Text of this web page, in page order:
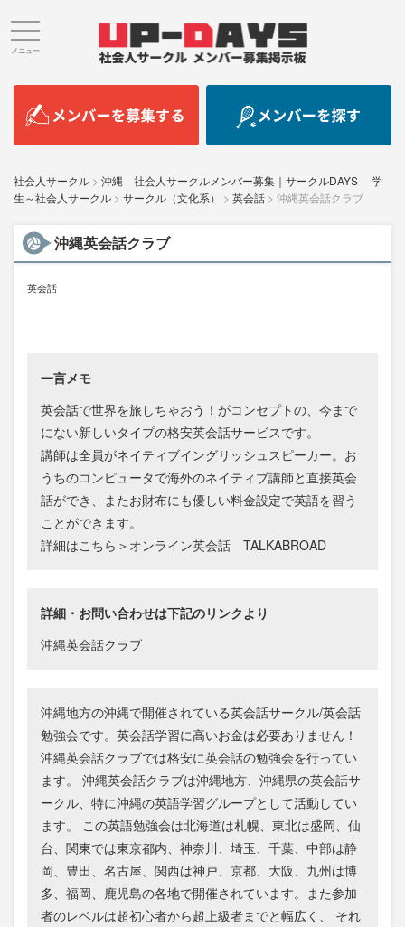
メニュー
社会人サークル > 沖縄 社会人サークルメンバー募集｜サークルDAYS 学
生～社会人サークル > サークル（文化系） > 英会話 > 沖縄英会話クラブ
沖縄英会話クラブ
英会話
一言メモ
英会話で世界を旅しちゃおう！がコンセプトの、今まで
にない新しいタイプの格安英会話サービスです。
講師は全員がネイティブイングリッシュスピーカー。お
うちのコンピュータで海外のネイティブ講師と直接英会
話ができ、またお財布にも優しい料金設定で英語を習う
ことができます。
詳細はこちら＞オンライン英会話 TALKABROAD
詳細・お問い合わせは下記のリンクより
沖縄英会話クラブ
沖縄地方の沖縄で開催されている英会話サークル/英会話
勉強会です。英会話学習に高いお金は必要ありません！
沖縄英会話クラブでは格安に英会話の勉強会を行ってい
ます。 沖縄英会話クラブは沖縄地方、沖縄県の英会話サ
ークル、特に沖縄の英語学習グループとして活動してい
ます。 この英語勉強会は北海道は札幌、東北は盛岡、仙
台、関東では東京都内、神奈川、埼玉、千葉、中部は静
岡、豊田、名古屋、関西は神戸、京都、大阪、九州は博
多、福岡、鹿児島の各地で開催されています。また参加
者のレベルは超初心者から超上級者までと幅広く、 それ